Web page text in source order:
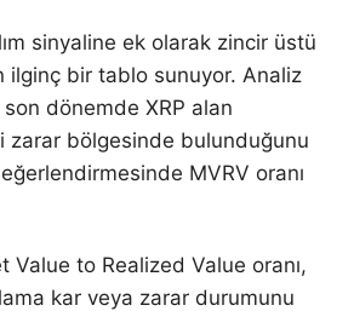
sinyaline ek olarak zincir üstü
ilginç bir tablo sunuyor. Analiz
dönemde XRP alan
zarar bölgesinde bulunduğunu
MVRV oranı
Value to Realized Value oranı,
kar veya zarar durumunu